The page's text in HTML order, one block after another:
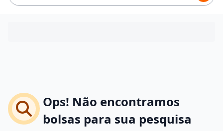
Ops! Não encontramos
bolsas para sua pesquisa